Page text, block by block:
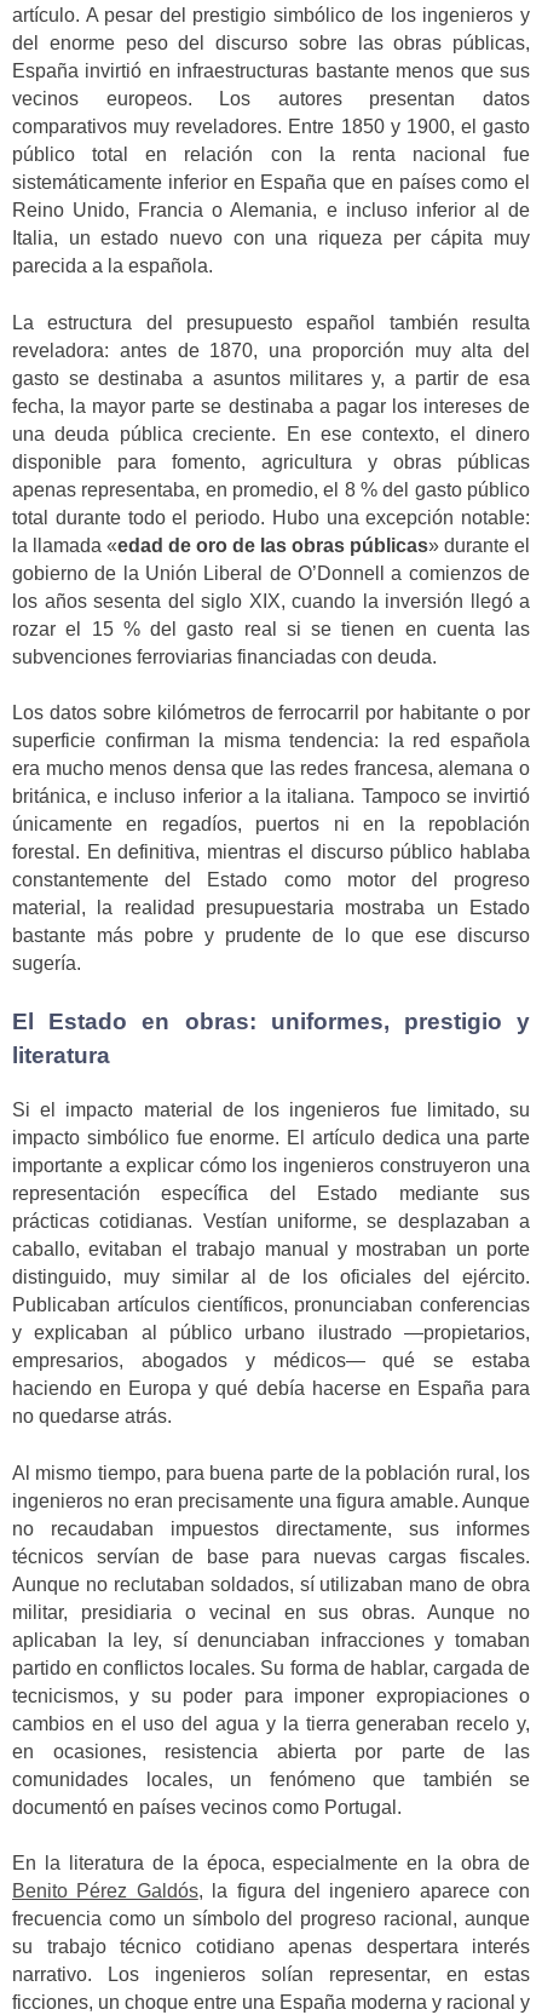
artículo. A pesar del prestigio simbólico de los ingenieros y
del enorme peso del discurso sobre las obras públicas,
España invirtió en infraestructuras bastante menos que sus
vecinos europeos. Los autores presentan datos
comparativos muy reveladores. Entre 1850 y 1900, el gasto
público total en relación con la renta nacional fue
sistemáticamente inferior en España que en países como el
Reino Unido, Francia o Alemania, e incluso inferior al de
Italia, un estado nuevo con una riqueza per cápita muy
parecida a la española.
La estructura del presupuesto español también resulta
reveladora: antes de 1870, una proporción muy alta del
gasto se destinaba a asuntos militares y, a partir de esa
fecha, la mayor parte se destinaba a pagar los intereses de
una deuda pública creciente. En ese contexto, el dinero
disponible para fomento, agricultura y obras públicas
apenas representaba, en promedio, el 8 % del gasto público
total durante todo el periodo. Hubo una excepción notable:
la llamada «edad de oro de las obras públicas» durante el
gobierno de la Unión Liberal de O’Donnell a comienzos de
los años sesenta del siglo XIX, cuando la inversión llegó a
rozar el 15 % del gasto real si se tienen en cuenta las
subvenciones ferroviarias financiadas con deuda.
Los datos sobre kilómetros de ferrocarril por habitante o por
superficie confirman la misma tendencia: la red española
era mucho menos densa que las redes francesa, alemana o
británica, e incluso inferior a la italiana. Tampoco se invirtió
únicamente en regadíos, puertos ni en la repoblación
forestal. En definitiva, mientras el discurso público hablaba
constantemente del Estado como motor del progreso
material, la realidad presupuestaria mostraba un Estado
bastante más pobre y prudente de lo que ese discurso
sugería.
El Estado en obras: uniformes, prestigio y
literatura
Si el impacto material de los ingenieros fue limitado, su
impacto simbólico fue enorme. El artículo dedica una parte
importante a explicar cómo los ingenieros construyeron una
representación específica del Estado mediante sus
prácticas cotidianas. Vestían uniforme, se desplazaban a
caballo, evitaban el trabajo manual y mostraban un porte
distinguido, muy similar al de los oficiales del ejército.
Publicaban artículos científicos, pronunciaban conferencias
y explicaban al público urbano ilustrado —propietarios,
empresarios, abogados y médicos— qué se estaba
haciendo en Europa y qué debía hacerse en España para
no quedarse atrás.
Al mismo tiempo, para buena parte de la población rural, los
ingenieros no eran precisamente una figura amable. Aunque
no recaudaban impuestos directamente, sus informes
técnicos servían de base para nuevas cargas fiscales.
Aunque no reclutaban soldados, sí utilizaban mano de obra
militar, presidiaria o vecinal en sus obras. Aunque no
aplicaban la ley, sí denunciaban infracciones y tomaban
partido en conflictos locales. Su forma de hablar, cargada de
tecnicismos, y su poder para imponer expropiaciones o
cambios en el uso del agua y la tierra generaban recelo y,
en ocasiones, resistencia abierta por parte de las
comunidades locales, un fenómeno que también se
documentó en países vecinos como Portugal.
En la literatura de la época, especialmente en la obra de
Benito Pérez Galdós, la figura del ingeniero aparece con
frecuencia como un símbolo del progreso racional, aunque
su trabajo técnico cotidiano apenas despertara interés
narrativo. Los ingenieros solían representar, en estas
ficciones, un choque entre una España moderna y racional y